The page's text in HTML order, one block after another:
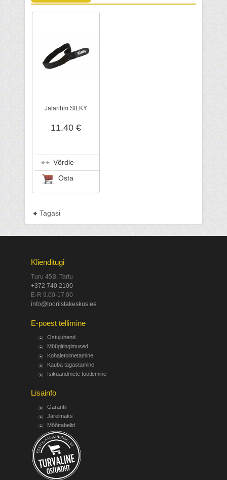
Jalarihm SILKY
11.40 €
Võrdle
Osta
Tagasi
Klienditugi
Turu 45B, Tartu
+372 740 2100
E-R 9.00-17.00
info@tooriistakeskus.ee
E-poest tellimine
Ostujuhend
Müügitingimused
Kohaletoimetamine
Kauba tagastamine
Isikuandmete töötlemine
Lisainfo
Garantii
Järelmaks
Mõõttabelid